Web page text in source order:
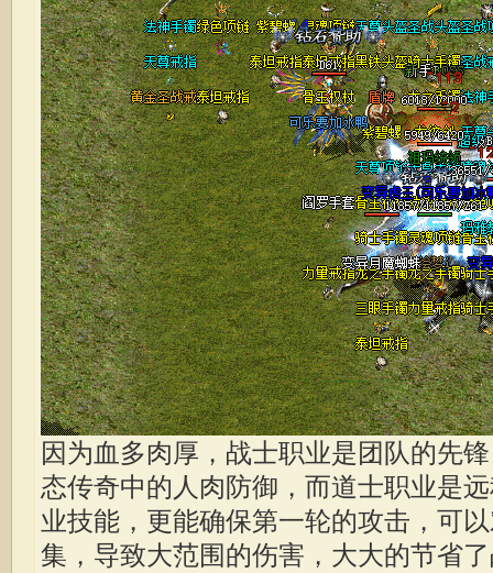
因为血多肉厚，战士职业是团队的先
态传奇中的人肉防御，而道士职业是
业技能，更能确保第一轮的攻击，可
集，导致大范围的伤害，大大的节省